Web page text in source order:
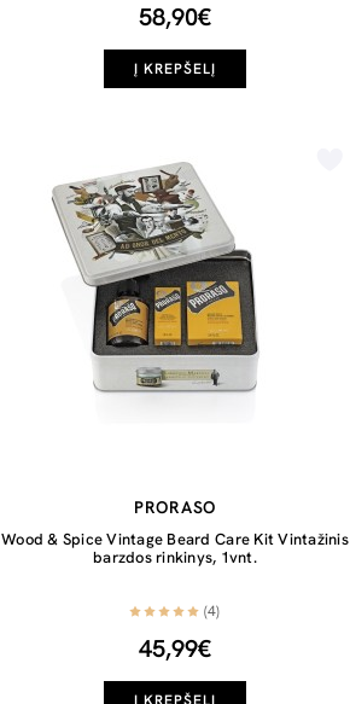
58,90€
Į KREPŠELĮ
PRORASO
Wood & Spice Vintage Beard Care Kit Vintažinis
barzdos rinkinys, 1vnt.
(4)
45,99€